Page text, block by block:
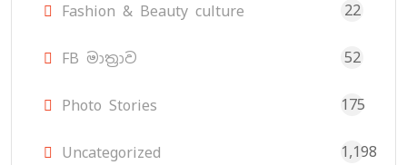
Fashion & Beauty culture 22
FB මාත්‍රාව 52
Photo Stories 175
Uncategorized 1,198